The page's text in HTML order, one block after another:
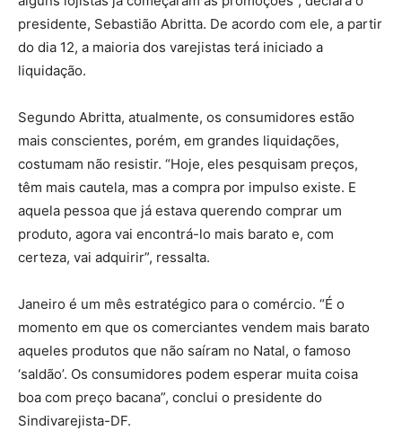
presidente, Sebastião Abritta. De acordo com ele, a partir
do dia 12, a maioria dos varejistas terá iniciado a
liquidação.
Segundo Abritta, atualmente, os consumidores estão
mais conscientes, porém, em grandes liquidações,
costumam não resistir. “Hoje, eles pesquisam preços,
têm mais cautela, mas a compra por impulso existe. E
aquela pessoa que já estava querendo comprar um
produto, agora vai encontrá-lo mais barato e, com
certeza, vai adquirir”, ressalta.
Janeiro é um mês estratégico para o comércio. “É o
momento em que os comerciantes vendem mais barato
aqueles produtos que não saíram no Natal, o famoso
‘saldão’. Os consumidores podem esperar muita coisa
boa com preço bacana”, conclui o presidente do
Sindivarejista-DF.